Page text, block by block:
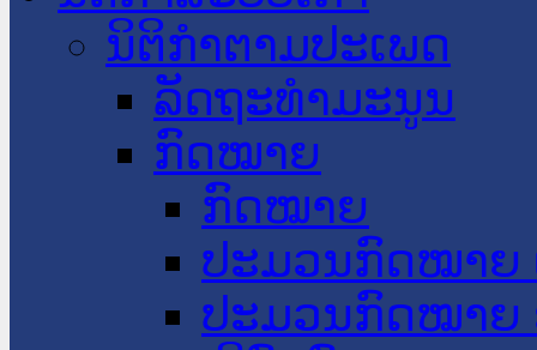
ນິຕິກຳຕາມປະເພດ
ລັດຖະທໍາມະນູນ
ກົດໝາຍ
ກົດໝາຍ
ປະມວນກົດໝາຍ
ປະມວນກົດໝາຍ